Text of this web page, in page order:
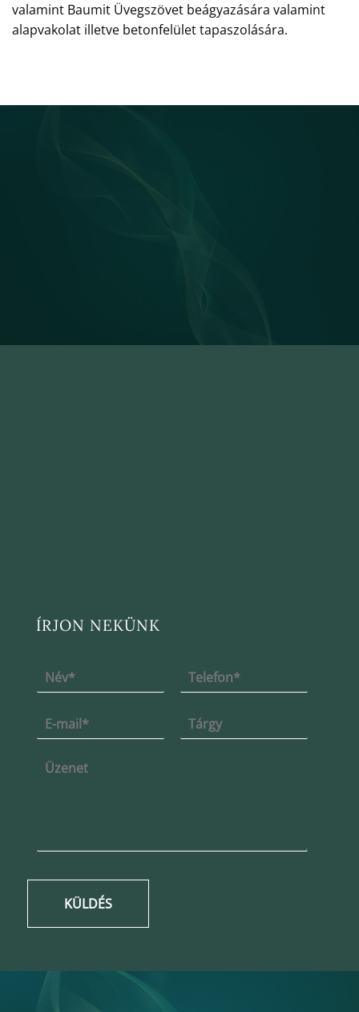
valamint Baumit Üvegszövet beágyazására valamint
alapvakolat illetve betonfelület tapaszolására.
ÍRJON NEKÜNK
KÜLDÉS